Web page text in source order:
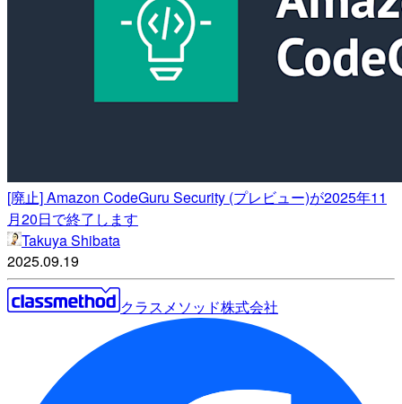
[廃止] Amazon CodeGuru Security (プレビュー)が2025年11
月20日で終了します
Takuya Shibata
2025.09.19
クラスメソッド株式会社